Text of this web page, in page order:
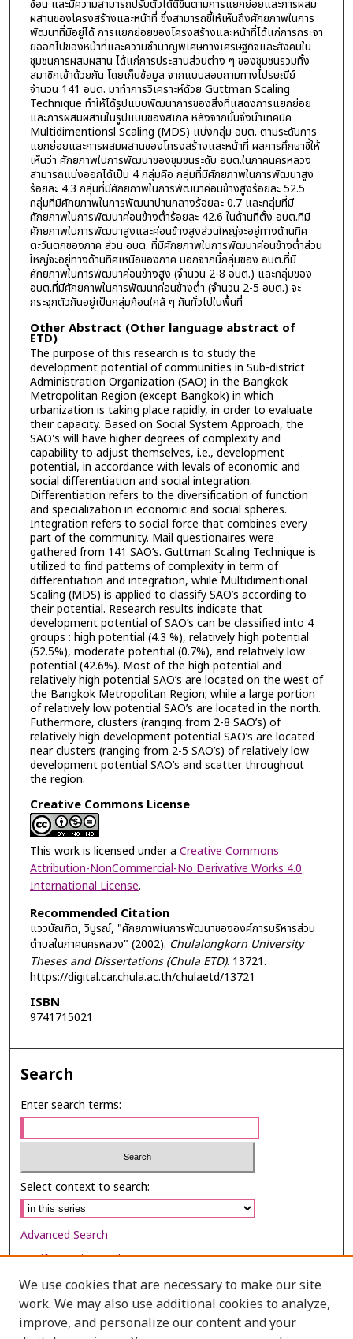
ซ้อน และมีความสามารถปรับตัวได้ดีขึ้นตามการแยกย่อยและการผสม
ผสานของโครงสร้างและหน้าที่ ซึ่งสามารถชี้ให้เห็นถึงศักยภาพในการ
พัฒนาที่มีอยู่ได้ การแยกย่อยของโครงสร้างและหน้าที่ได้แก่การกระจา
ยออกไปของหน้าที่และความชำนาญพิเศษทางเศรษฐกิจและสังคมใน
ชุมชนการผสมผสาน ได้แก่การประสานส่วนต่าง ๆ ของชุมชนรวมทั้ง
สมาชิกเข้าด้วยกัน โดยเก็บข้อมูล จากแบบสอบถามทางไปรษณีย์
จำนวน 141 อบต. มาทำการวิเคราะห์ด้วย Guttman Scaling
Technique ทำให้ได้รูปแบบพัฒนาการของสิ่งที่แสดงการแยกย่อย
และการผสมผสานในรูปแบบของสเกล หลังจากนั้นจึงนำเทคนิค
Multidimentionsl Scaling (MDS) แบ่งกลุ่ม อบต. ตามระดับการ
แยกย่อยและการผสมผสานของโครงสร้างและหน้าที่ ผลการศึกษาชี้ให้
เห็นว่า ศักยภาพในการพัฒนาของชุมชนระดับ อบต.ในภาคนครหลวง
สามารถแบ่งออกได้เป็น 4 กลุ่มคือ กลุ่มที่มีศักยภาพในการพัฒนาสูง
ร้อยละ 4.3 กลุ่มที่มีศักยภาพในการพัฒนาค่อนข้างสูงร้อยละ 52.5
กลุ่มที่มีศักยภาพในการพัฒนาปานกลางร้อยละ 0.7 และกลุ่มที่มี
ศักยภาพในการพัฒนาค่อนข้างตํ่าร้อยละ 42.6 ในด้านที่ตั้ง อบต.ทีมี
ศักยภาพในการพัฒนาสูงและค่อนข้างสูงส่วนใหญ่จะอยู่ทางด้านทิศ
ตะวันตกของภาค ส่วน อบต. ที่มีศักยภาพในการพัฒนาค่อนข้างตํ่าส่วน
ใหญ่จะอยู่ทางด้านทิศเหนือของภาค นอกจากนี้กลุ่มของ อบต.ที่มี
ศักยภาพในการพัฒนาค่อนข้างสูง (จำนวน 2-8 อบต.) และกลุ่มของ
อบต.ที่มีศักยภาพในการพัฒนาค่อนข้างตํ่า (จำนวน 2-5 อบต.) จะ
กระจุกตัวกันอยู่เป็นกลุ่มก้อนใกล้ ๆ กันทั่วไปในพื้นที่
Other Abstract (Other language abstract of
ETD)
The purpose of this research is to study the
development potential of communities in Sub-district
Administration Organization (SAO) in the Bangkok
Metropolitan Region (except Bangkok) in which
urbanization is taking place rapidly, in order to evaluate
their capacity. Based on Social System Approach, the
SAO's will have higher degrees of complexity and
capability to adjust themselves, i.e., development
potential, in accordance with levals of economic and
social differentiation and social integration.
Differentiation refers to the diversification of function
and specialization in economic and social spheres.
Integration refers to social force that combines every
part of the community. Mail questionaires were
gathered from 141 SAO’s. Guttman Scaling Technique is
utilized to find patterns of complexity in term of
differentiation and integration, while Multidimentional
Scaling (MDS) is applied to classify SAO’s according to
their potential. Research results indicate that
development potential of SAO’s can be classified into 4
groups : high potential (4.3 %), relatively high potential
(52.5%), moderate potential (0.7%), and relatively low
potential (42.6%). Most of the high potential and
relatively high potential SAO’s are located on the west of
the Bangkok Metropolitan Region; while a large portion
of relatively low potential SAO’s are located in the north.
Futhermore, clusters (ranging from 2-8 SAO’s) of
relatively high development potential SAO’s are located
near clusters (ranging from 2-5 SAO’s) of relatively low
development potential SAO’s and scatter throughout
the region.
Creative Commons License
This work is licensed under a Creative Commons
Attribution-NonCommercial-No Derivative Works 4.0
International License.
Recommended Citation
แววบัณฑิต, วิบูรณ์, "ศักยภาพในการพัฒนาขององค์การบริหารส่วน
ตำบลในภาคนครหลวง" (2002). Chulalongkorn University
Theses and Dissertations (Chula ETD). 13721.
https://digital.car.chula.ac.th/chulaetd/13721
ISBN
9741715021
Search
Enter search terms:
Select context to search:
Advanced Search
Notify me via email orRSS
Browse
Collections
We use cookies that are necessary to make our site
work. We may also use additional cookies to analyze,
improve, and personalize our content and your